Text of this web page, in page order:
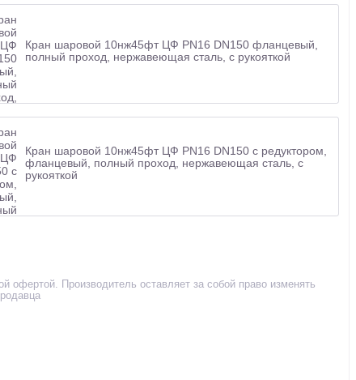
Кран шаровой 10нж45фт ЦФ PN16 DN150 фланцевый,
полный проход, нержавеющая сталь, с рукояткой
Кран шаровой 10нж45фт ЦФ PN16 DN150 с редуктором,
фланцевый, полный проход, нержавеющая сталь, с
рукояткой
офертой. Производитель оставляет за собой право изменять